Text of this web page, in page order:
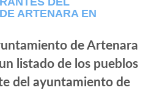
ARTENARA EN
listado de los pueblos
del ayuntamiento de